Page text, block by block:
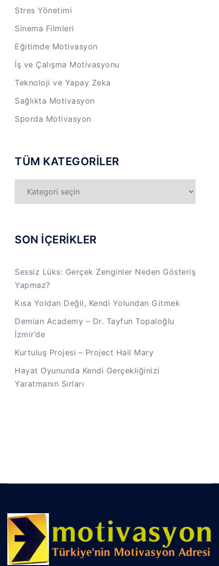
Stres Yönetimi
Sinema Filmleri
Eğitimde Motivasyon
İş ve Çalışma Motivasyonu
Teknoloji ve Yapay Zeka
Sağlıkta Motivasyon
Sporda Motivasyon
TÜM KATEGORİLER
KATEGORİLER
SON İÇERİKLER
Sessiz Lüks: Gerçek Zenginler Neden Gösteriş
Yapmaz?
Kısa Yoldan Değil, Kendi Yolundan Gitmek
Demian Academy – Dr. Tayfun Topaloğlu
İzmir’de
Kurtuluş Projesi – Project Hail Mary
Hayat Oyununda Kendi Gerçekliğinizi
Yaratmanın Sırları